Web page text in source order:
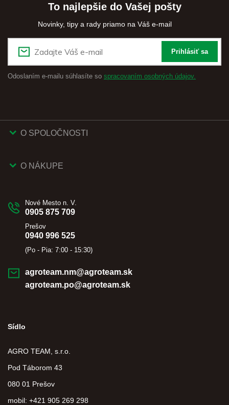
To najlepšie do Vašej pošty
Novinky, tipy a rady priamo na Váš e-mail
Prihlásiť sa
Odoslaním e-mailu súhlasíte so spracovaním osobných údajov.
O SPOLOČNOSTI
O NÁKUPE
Nové Mesto n. V.
0905 875 709
Prešov
0940 996 525
(Po - Pia: 7:00 - 15:30)
agroteam.nm@agroteam.sk
agroteam.po@agroteam.sk
Sídlo
AGRO TEAM, s.r.o.
Pod Táborom 43
080 01 Prešov
mobil: +421 905 269 298